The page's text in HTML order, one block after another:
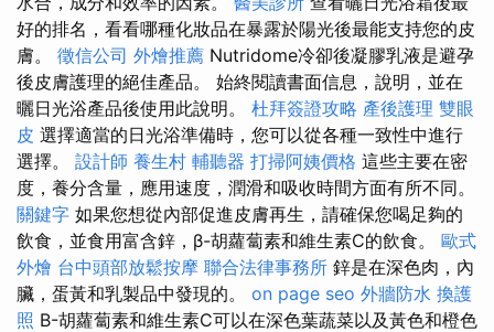
好的排名，看看哪種化妝品在暴露於陽光後最能支持您的皮
膚。 徵信公司 外燴推薦 Nutridome冷卻後凝膠乳液是避孕
後皮膚護理的絕佳產品。 始終閱讀書面信息，說明，並在
曬日光浴產品後使用此說明。 杜拜簽證攻略 產後護理 雙眼
皮 選擇適當的日光浴準備時，您可以從各種一致性中進行
選擇。 設計師 養生村 輔聽器 打掃阿姨價格 這些主要在密
度，養分含量，應用速度，潤滑和吸收時間方面有所不同。
關鍵字 如果您想從內部促進皮膚再生，請確保您喝足夠的
飲食，並食用富含鋅，β-胡蘿蔔素和維生素C的飲食。 歐式
外燴 台中頭部放鬆按摩 聯合法律事務所 鋅是在深色肉，內
臟，蛋黃和乳製品中發現的。 on page seo 外牆防水 換護
照 Β-胡蘿蔔素和維生素C可以在深色葉蔬菜以及黃色和橙色